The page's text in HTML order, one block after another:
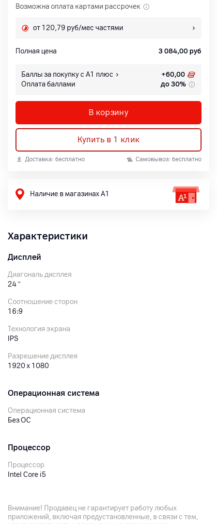
Возможна оплата картами рассрочек
от 120,79 руб/мес частями
Полная цена 3 084,00 руб
Баллы за покупку с А1 плюс +60,00
Оплата баллами
до 30%
В корзину
Купить в 1 клик
Доставка: бесплатно Самовывоз: бесплатно
Наличие в магазинах А1
Характеристики
Дисплей
Диагональ дисплея
24″
Соотношение сторон
16:9
Технология экрана
IPS
Разрешение дисплея
1920 x 1080
Операционная система
Операционная система
Без ОС
Процессор
Процессор
Intel Core i5
Количество ядер
Внимание! Продавец не гарантирует работу любых
приложений, включая предустановленные, в связи с тем,